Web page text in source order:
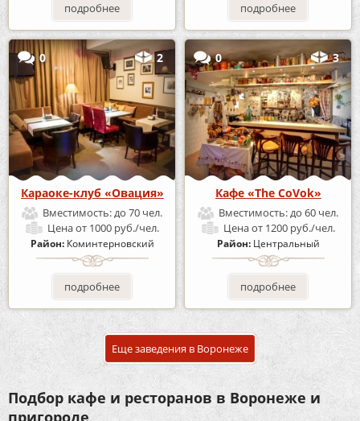
подробнее подробнее
0 2
Караоке-клуб «Овация»
Вместимость:до 70 чел.
Ценаот 1000 руб./чел.
Район: Коминтерновский
подробнее
0 3
Кафе «The CoVok»
Вместимость:до 60 чел.
Ценаот 1200 руб./чел.
Район: Центральный
подробнее
Еще заведения в Воронеже
Подбор кафе и ресторанов в Воронеже и
пригороде